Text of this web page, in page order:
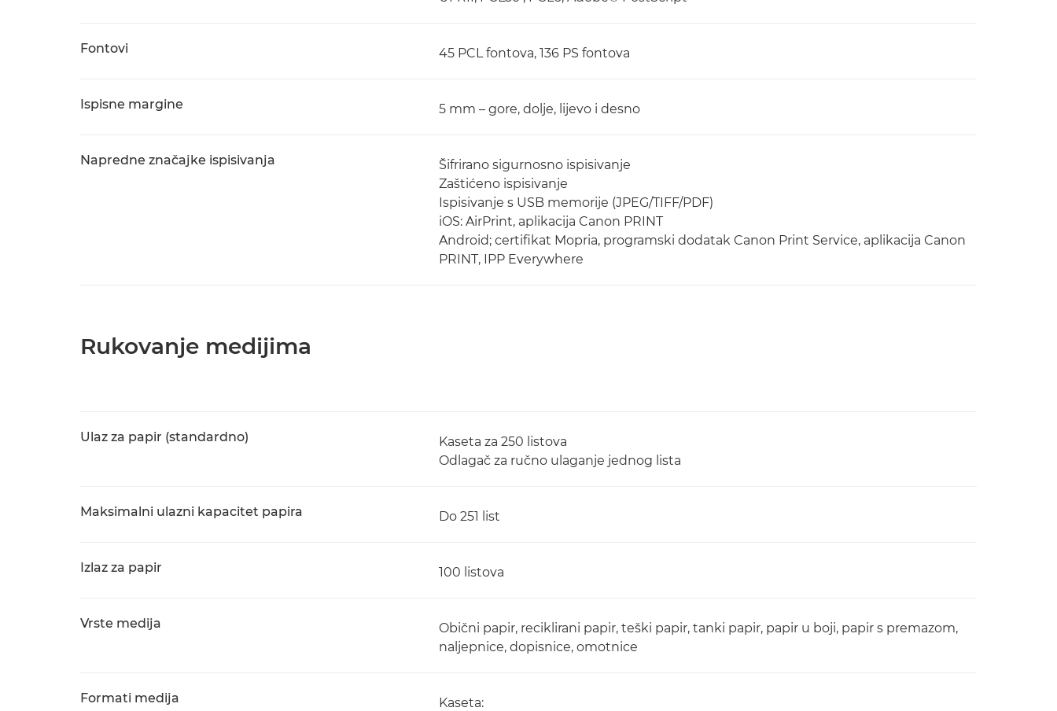
Fontovi 45 PCL fontova, 136 PS fontova
Ispisne margine 5 mm – gore, dolje, lijevo i desno
Napredne značajke ispisivanja
Šifrirano sigurnosno ispisivanje
Zaštićeno ispisivanje
Ispisivanje s USB memorije (JPEG/TIFF/PDF)
iOS: AirPrint, aplikacija Canon PRINT
Android; certifikat Mopria, programski dodatak Canon Print Service, aplikacija Canon
PRINT, IPP Everywhere
Rukovanje medijima
Ulaz za papir (standardno)
Kaseta za 250 listova
Odlagač za ručno ulaganje jednog lista
Maksimalni ulazni kapacitet papira Do 251 list
Izlaz za papir 100 listova
Vrste medija
Obični papir, reciklirani papir, teški papir, tanki papir, papir u boji, papir s premazom,
naljepnice, dopisnice, omotnice
Formati medija
Kaseta: